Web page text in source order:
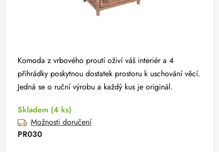
Komoda z vrbového proutí oživí váš interiér a 4
přihrádky poskytnou dostatek prostoru k uschování věcí.
Jedná se o ruční výrobu a každý kus je originál.
Skladem (4 ks)
Možnosti doručení
PR030